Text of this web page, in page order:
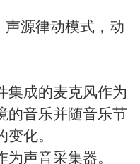
声源律动模式，动
集成的麦克风作为
的音乐并随音乐节
化。
声音采集器。